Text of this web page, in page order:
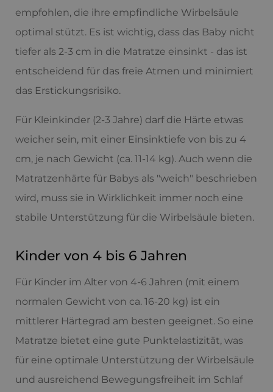
empfohlen, die ihre empfindliche Wirbelsäule
optimal stützt. Es ist wichtig, dass das Baby nicht
tiefer als 2-3 cm in die Matratze einsinkt - das ist
entscheidend für das freie Atmen und minimiert
das Erstickungsrisiko.
Für Kleinkinder (2-3 Jahre) darf die Härte etwas
weicher sein, mit einer Einsinktiefe von bis zu 4
cm, je nach Gewicht (ca. 11-14 kg). Auch wenn die
Matratzenhärte für Babys als "weich" beschrieben
wird, muss sie in Wirklichkeit immer noch eine
stabile Unterstützung für die Wirbelsäule bieten.
Kinder von 4 bis 6 Jahren
Für Kinder im Alter von 4-6 Jahren (mit einem
normalen Gewicht von ca. 16-20 kg) ist ein
mittlerer Härtegrad am besten geeignet. So eine
Matratze bietet eine gute Punktelastizität, was
für eine optimale Unterstützung der Wirbelsäule
und ausreichend Bewegungsfreiheit im Schlaf